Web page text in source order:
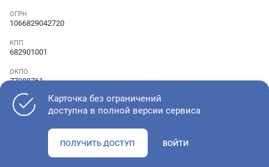
ОГРН
1066829042720
КПП
682901001
ОКПО
77088761
Телефон
Не указан
Как оценить состояние компании
Карточка без ограничений
доступна в полной версии сервиса
ПОЛУЧИТЬ ДОСТУП ВОЙТИ